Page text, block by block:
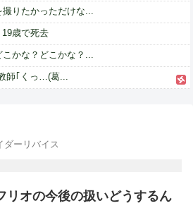
りたかっただけな...
19歳で死去
かな？どこかな？...
師｢くっ…(葛...
ダーリバイス
リオの今後の扱いどうするん